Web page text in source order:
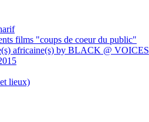
films "coups de coeur du public"
africaine(s) by BLACK @ VOICES
lieux)